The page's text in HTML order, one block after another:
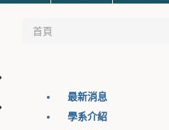
首頁
最新消息
學系介紹